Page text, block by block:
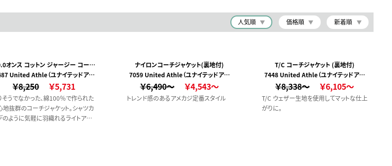
人気順 価格順 新着順
オンス コットン ジャージー コーチ
ジャケット（一重）
United Athle（ユナイテッドアス
￥8,250 ￥5,731
そうでなかった、綿100％で作られた
地抜群のコーチジャケット。シャツカ
のように気軽に羽織れるライトアウタ
ナイロンコーチジャケット(裏地付)
7059 United Athle（ユナイテッドアス
￥6,490～ ￥4,543～
トレンド感のあるアメカジ定番スタイル
T/C コーチジャケット (裏地付)
7448 United Athle（ユナイテッドアス
￥8,338～ ￥6,105～
T/C ウェザー生地を使用してマットな仕上
がりに。